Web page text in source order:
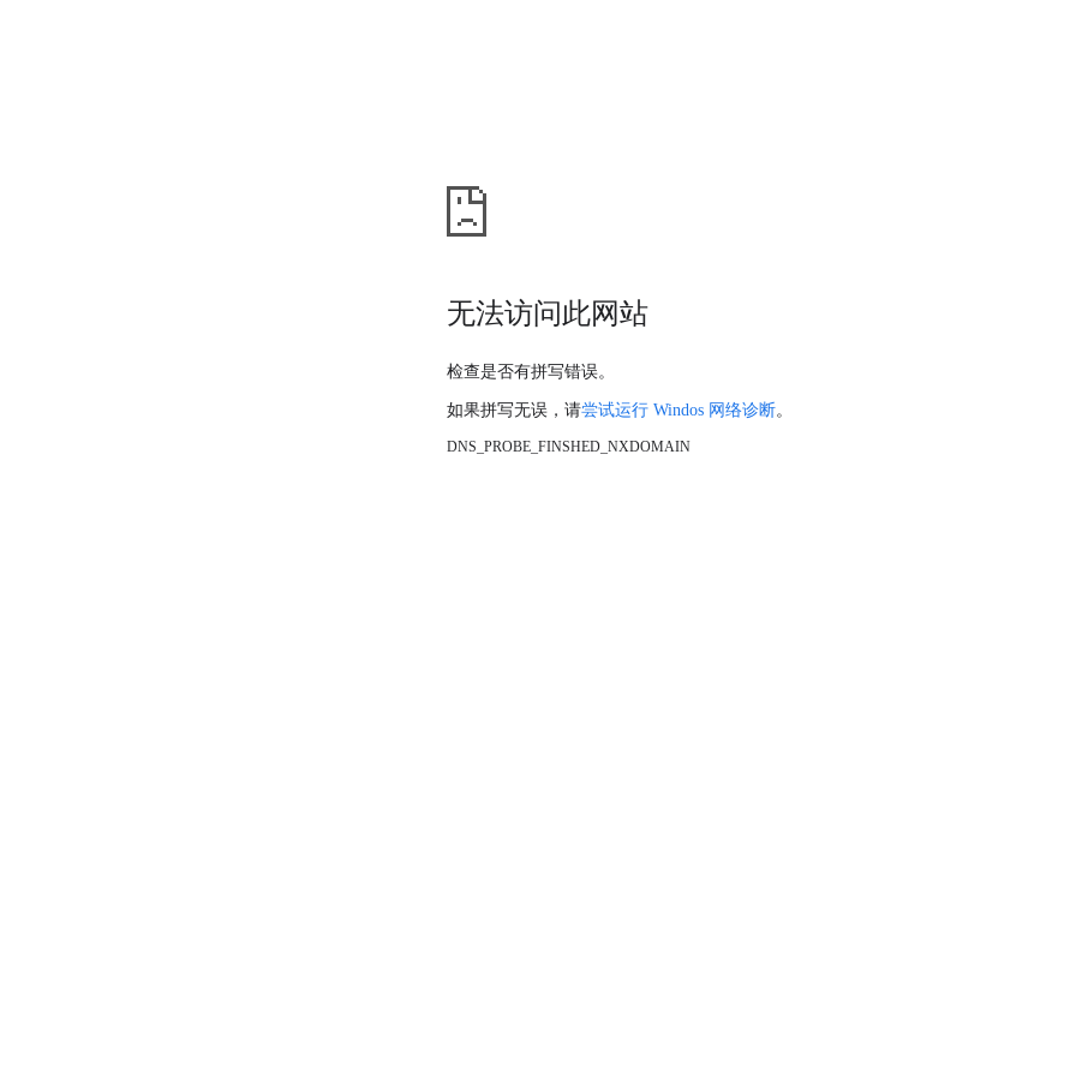
无法访问此网站
检查是否有拼写错误。
如果拼写无误，请尝试运行 Windos 网络诊断。
DNS_PROBE_FINSHED_NXDOMAIN